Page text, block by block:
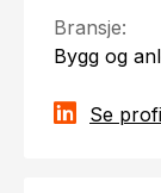
Bransje:
Bygg og
Se